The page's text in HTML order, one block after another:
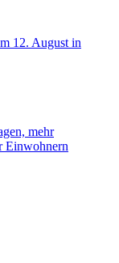
12. August in
mehr
Einwohnern